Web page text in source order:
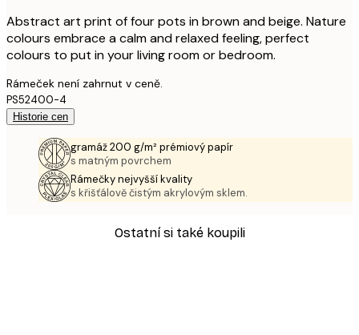
Abstract art print of four pots in brown and beige. Nature
colours embrace a calm and relaxed feeling, perfect
colours to put in your living room or bedroom.
Rámeček není zahrnut v ceně.
PS52400-4
Historie cen
gramáž 200 g/m² prémiový papír
s matným povrchem
Rámečky nejvyšší kvality
s křišťálově čistým akrylovým sklem.
Ostatní si také koupili